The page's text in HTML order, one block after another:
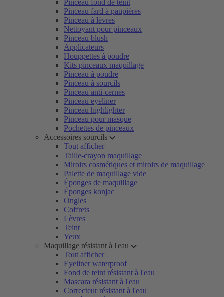
Pinceau fond de teint
Pinceau fard à paupières
Pinceau à lèvres
Nettoyant pour pinceaux
Pinceau blush
Applicateurs
Houppettes à poudre
Kits pinceaux maquillage
Pinceau à poudre
Pinceau à sourcils
Pinceau anti-cernes
Pinceau eyeliner
Pinceau highlighter
Pinceau pour masque
Pochettes de pinceaux
Accessoires sourcils
Tout afficher
Taille-crayon maquillage
Miroirs cosmétiques et miroirs de maquillage
Palette de maquillage vide
Éponges de maquillage
Éponges konjac
Ongles
Coffrets
Lèvres
Teint
Yeux
Maquillage résistant à l'eau
Tout afficher
Eyeliner waterproof
Fond de teint résistant à l'eau
Mascara résistant à l'eau
Correcteur résistant à l'eau